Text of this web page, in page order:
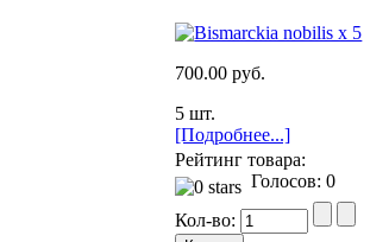
700.00 руб.
5 шт.
[Подробнее...]
Рейтинг товара:
Голосов: 0
Кол-во: